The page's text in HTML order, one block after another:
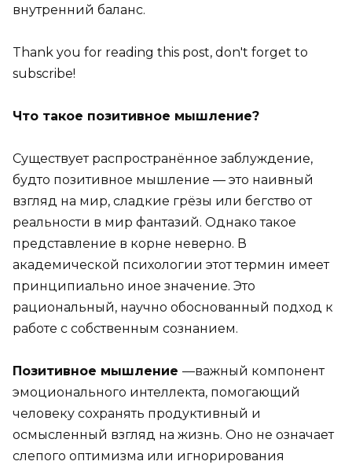
внутренний баланс.
Thank you for reading this post, don't forget to
subscribe!
Что такое позитивное мышление?
Существует распространённое заблуждение,
будто позитивное мышление — это наивный
взгляд на мир, сладкие грёзы или бегство от
реальности в мир фантазий. Однако такое
представление в корне неверно. В
академической психологии этот термин имеет
принципиально иное значение. Это
рациональный, научно обоснованный подход к
работе с собственным сознанием.
Позитивное мышление —важный компонент
эмоционального интеллекта, помогающий
человеку сохранять продуктивный и
осмысленный взгляд на жизнь. Оно не означает
слепого оптимизма или игнорирования